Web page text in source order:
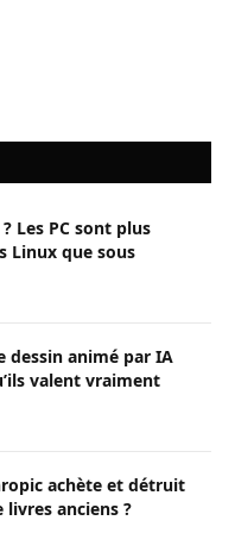
Les PC sont plus
Linux que sous
dessin animé par IA
valent vraiment
achète et détruit
anciens ?